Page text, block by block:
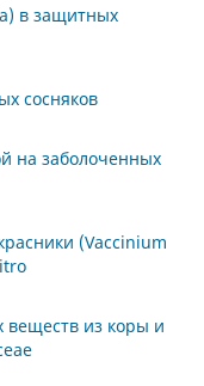
в защитных
сосняков
на заболоченных
(Vaccinium
веществ из коры и